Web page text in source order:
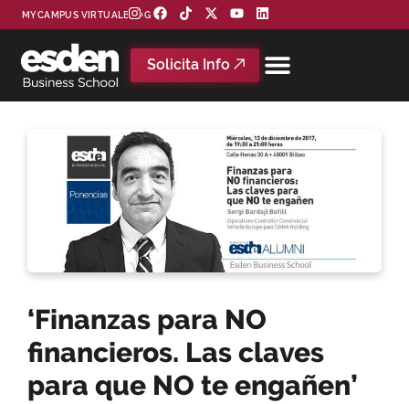
MYCAMPUS VIRTUAL BLOG
Solicita Info
‘Finanzas para NO
financieros. Las claves
para que NO te engañen’